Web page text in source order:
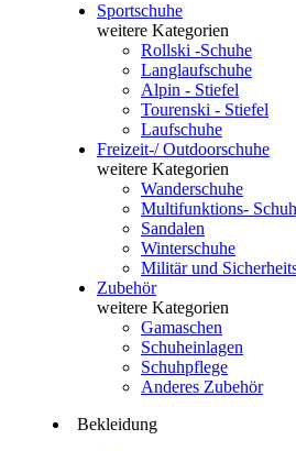
Sportschuhe
weitere Kategorien
Rollski -Schuhe
Langlaufschuhe
Alpin - Stiefel
Tourenski - Stiefel
Laufschuhe
Freizeit-/ Outdoorschuhe
weitere Kategorien
Wanderschuhe
Multifunktions-
Sandalen
Winterschuhe
Militär und
Zubehör
weitere Kategorien
Gamaschen
Schuheinlagen
Schuhpflege
Anderes Zubehör
Bekleidung